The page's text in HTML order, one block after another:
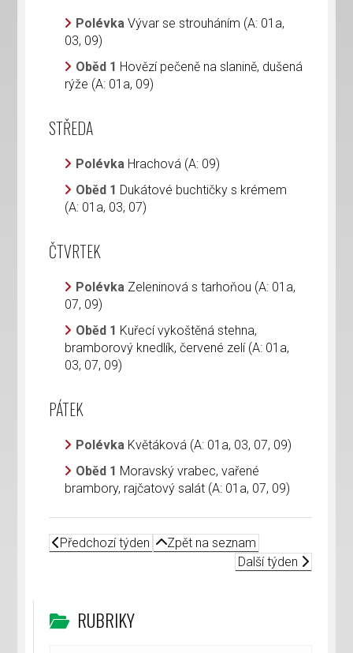
PolévkaVývar se strouháním (A: 01a,
03, 09)
Oběd 1 Hovězí pečeně na slanině, dušená
rýže (A: 01a, 09)
STŘEDA
Polévka Hrachová (A: 09)
Oběd 1 Dukátové buchtičky s krémem
(A: 01a, 03, 07)
ČTVRTEK
Polévka Zeleninová s tarhoňou (A: 01a,
07, 09)
Oběd 1 Kuřecí vykoštěná stehna,
bramborový knedlík, červené zelí (A: 01a,
03, 07, 09)
PÁTEK
Polévka Květáková (A: 01a, 03, 07, 09)
Oběd 1 Moravský vrabec, vařené
brambory, rajčatový salát (A: 01a, 07, 09)
Předchozí týden
Zpět na seznam
Další týden
RUBRIKY